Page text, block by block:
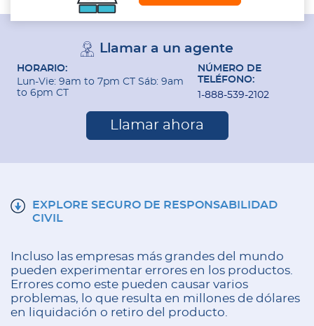
Llamar a un agente
HORARIO:
Lun-Vie: 9am to 7pm CT Sáb: 9am
to 6pm CT
NÚMERO DE
TELÉFONO:
1-888-539-2102
Llamar ahora
EXPLORE SEGURO DE RESPONSABILIDAD
CIVIL
Incluso las empresas más grandes del mundo
pueden experimentar errores en los productos.
Errores como este pueden causar varios
problemas, lo que resulta en millones de dólares
en liquidación o retiro del producto.